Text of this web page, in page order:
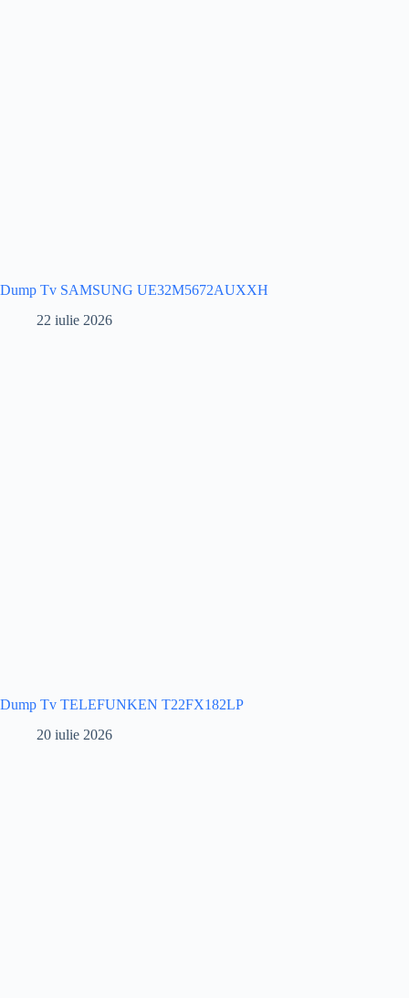
Dump Tv SAMSUNG UE32M5672AUXXH
22 iulie 2026
Dump Tv TELEFUNKEN T22FX182LP
20 iulie 2026